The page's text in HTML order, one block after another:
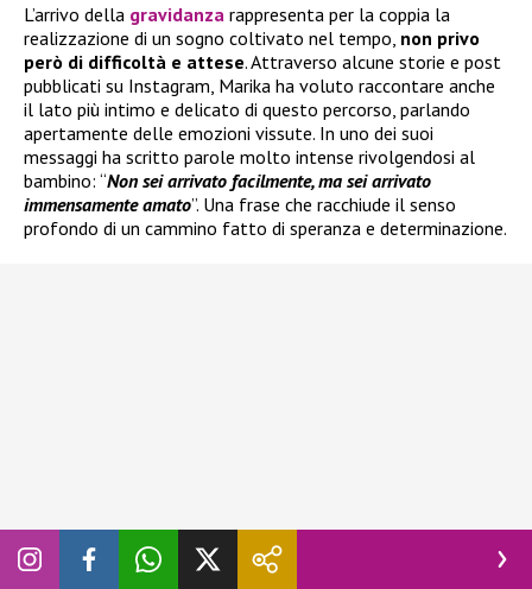
L’arrivo della gravidanza rappresenta per la coppia la
realizzazione di un sogno coltivato nel tempo, non privo
però di difficoltà e attese. Attraverso alcune storie e post
pubblicati su Instagram, Marika ha voluto raccontare anche
il lato più intimo e delicato di questo percorso, parlando
apertamente delle emozioni vissute. In uno dei suoi
messaggi ha scritto parole molto intense rivolgendosi al
bambino: “Non sei arrivato facilmente, ma sei arrivato
immensamente amato”. Una frase che racchiude il senso
profondo di un cammino fatto di speranza e determinazione.